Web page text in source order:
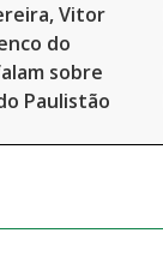
Vitor
do
sobre
Paulistão